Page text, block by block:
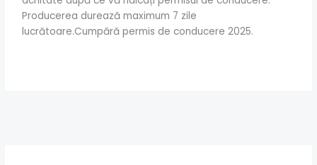
Producerea durează maximum 7 zile
lucrătoare.Cumpără permis de conducere 2025.